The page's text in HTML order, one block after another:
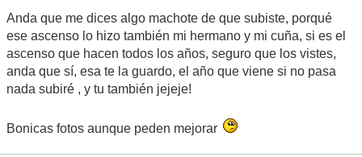
Anda que me dices algo machote de que subiste, porqué
ese ascenso lo hizo también mi hermano y mi cuña, si es el
ascenso que hacen todos los años, seguro que los vistes,
anda que sí, esa te la guardo, el año que viene si no pasa
nada subiré , y tu también jejeje!
Bonicas fotos aunque peden mejorar